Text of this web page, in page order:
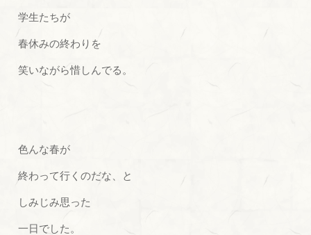
学生たちが
春休みの終わりを
笑いながら惜しんでる。
色んな春が
終わって行くのだな、と
しみじみ思った
一日でした。